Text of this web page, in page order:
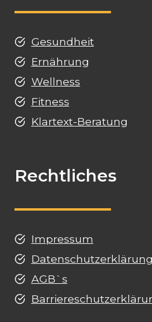
Gesundheit
Ernährung
Wellness
Fitness
Klartext-Beratung
Rechtliches
Impressum
Datenschutzerklärung
AGB`s